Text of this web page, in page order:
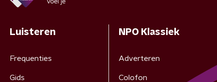
Luisteren
Frequenties
Gids
NPO Klassiek
Adverteren
Colofon